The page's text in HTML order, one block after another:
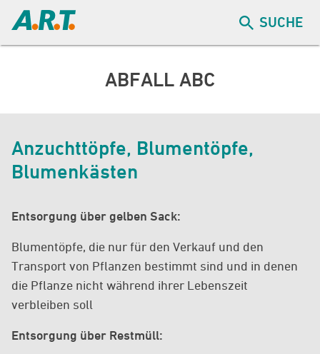
SUCHE
ABFALL ABC
Anzuchttöpfe, Blumentöpfe,
Blumenkästen
Entsorgung über gelben Sack:
Blumentöpfe, die nur für den Verkauf und den
Transport von Pflanzen bestimmt sind und in denen
die Pflanze nicht während ihrer Lebenszeit
verbleiben soll
Entsorgung über Restmüll: